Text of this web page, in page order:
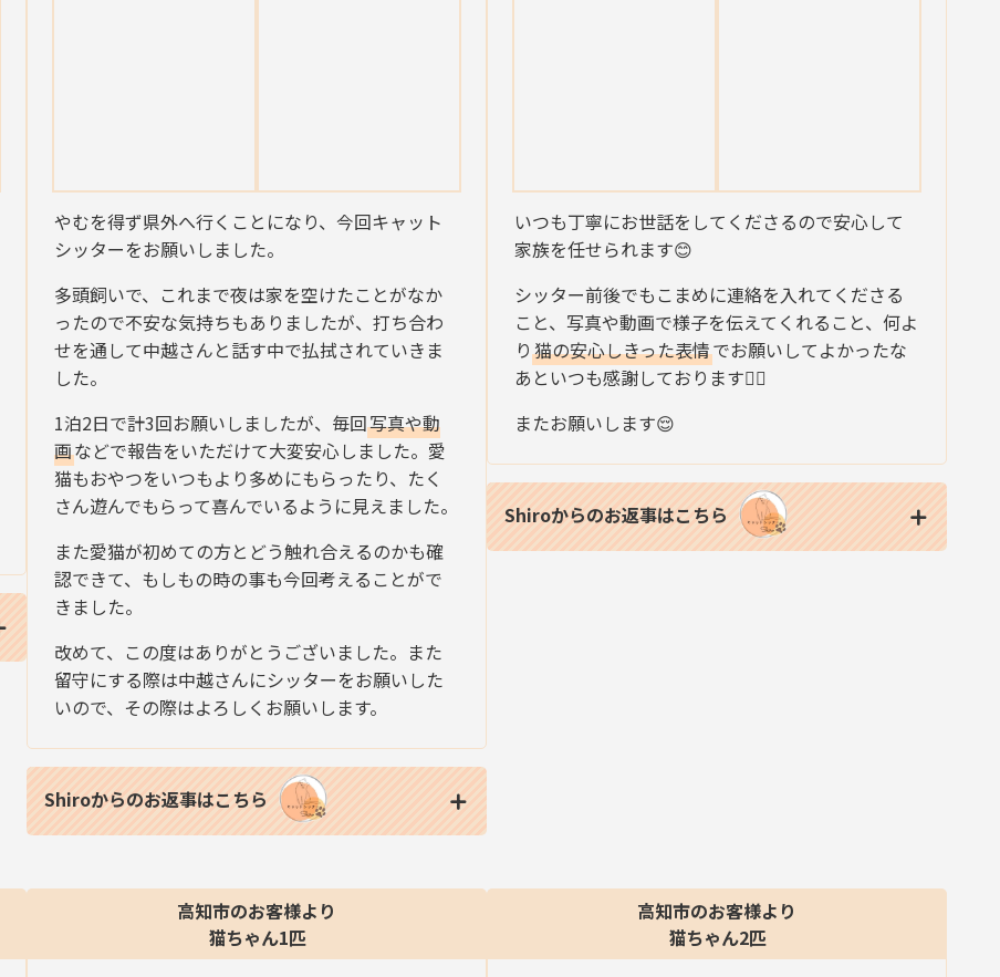
やむを得ず県外へ行くことになり、今回キャット
シッターをお願いしました。
多頭飼いで、これまで夜は家を空けたことがなか
ったので不安な気持ちもありましたが、打ち合わ
せを通して中越さんと話す中で払拭されていきま
した。
1泊2日で計3回お願いしましたが、毎回写真や動
画などで報告をいただけて大変安心しました。愛
猫もおやつをいつもより多めにもらったり、たく
さん遊んでもらって喜んでいるように見えました。
また愛猫が初めての方とどう触れ合えるのかも確
認できて、もしもの時の事も今回考えることがで
きました。
改めて、この度はありがとうございました。また
留守にする際は中越さんにシッターをお願いした
いので、その際はよろしくお願いします。
Shiroからのお返事はこちら
いつも丁寧にお世話をしてくださるので安心して
家族を任せられます😊
シッター前後でもこまめに連絡を入れてくださる
こと、写真や動画で様子を伝えてくれること、何よ
り 猫の安心しきった表情でお願いしてよかったな
あといつも感謝しております🙇‍♀️
またお願いします😌
Shiroからのお返事はこちら
高知市のお客様より
猫ちゃん1匹
高知市のお客様より
猫ちゃん2匹